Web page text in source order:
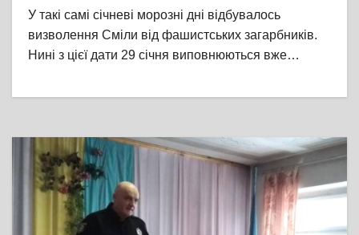
У такі самі січневі морозні дні відбувалось
визволення Сміли від фашистських загарбників.
Нині з цієї дати 29 січня виповнюються вже…